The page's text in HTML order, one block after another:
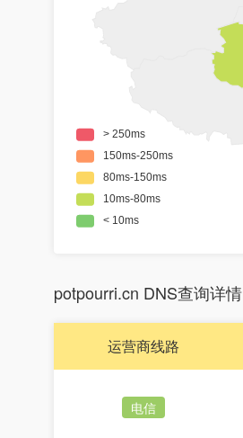
potpourri.cn DNS查询详情
运营商线路
电信